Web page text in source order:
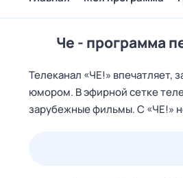
Че - программа
Телеканал «ЧЕ!» впечатляет,
юмором. В эфирной сетке
зарубежные фильмы. С «ЧЕ!»